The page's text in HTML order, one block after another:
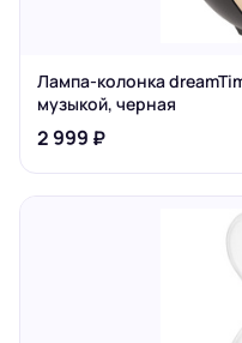
Лампа-колонка
музыкой, черная
2 999 ₽